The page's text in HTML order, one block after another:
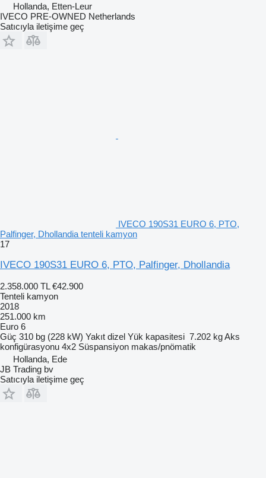
Hollanda, Etten-Leur
IVECO PRE-OWNED Netherlands
Satıcıyla iletişime geç
IVECO 190S31 EURO 6, PTO,
Palfinger, Dhollandia tenteli kamyon
17
IVECO 190S31 EURO 6, PTO, Palfinger, Dhollandia
2.358.000 TL €42.900
Tenteli kamyon
2018
251.000 km
Euro 6
Güç 310 bg (228 kW) Yakıt dizel Yük kapasitesi 7.202 kgAks
konfigürasyonu 4x2 Süspansiyon makas/pnömatik
Hollanda, Ede
JB Trading bv
Satıcıyla iletişime geç